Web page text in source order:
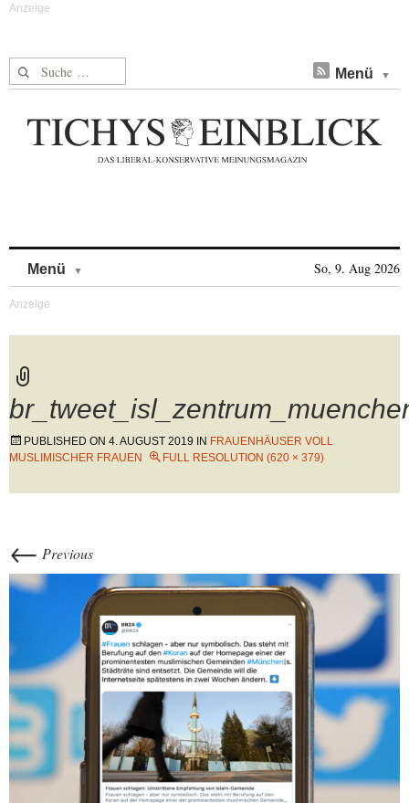
Suche nach: Menü
Menü So, 9. Aug 2026
PUBLISHED ON 4. AUGUST 2019 IN FRAUENHÄUSER VOLL
MUSLIMISCHER FRAUEN
FULL RESOLUTION (620 × 379)
← Previous